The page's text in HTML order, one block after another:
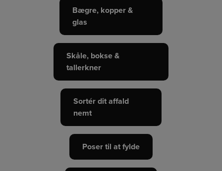
Bægre, kopper &
glas
Skåle, bokse &
tallerkner
Sortér dit affald
nemt
Poser til at fylde